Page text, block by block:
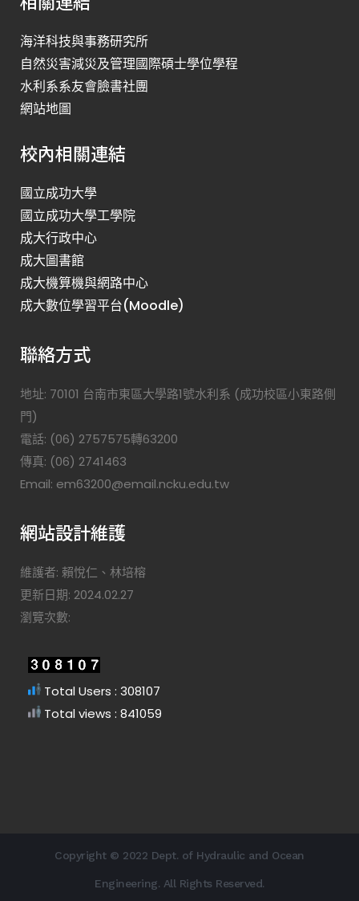
海洋科技與事務研究所
自然災害減災及管理國際碩士學位學程
水利系系友會臉書社團
網站地圖
校內相關連結
國立成功大學
國立成功大學工學院
成大行政中心
成大圖書館
成大機算機與網路中心
成大數位學習平台(Moodle)
聯絡方式
地址: 70101 台南市東區大學路1號水利系 (成功校區小東路側
門)
電話: (06) 2757575轉63200
傳真: (06) 2741463
Email: em63200@email.ncku.edu.tw
網站設計維護
維護者: 賴悅仁、林培榕
更新日期: 2024.02.27
瀏覽次數:
Total Users : 308107
Total views : 841059
Copyright © 2022 Dept. of Hydraulic and Ocean
Engineering. All Rights Reserved.